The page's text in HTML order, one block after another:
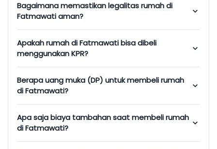
Bagaimana memastikan legalitas rumah di
Fatmawati aman?
Apakah rumah di Fatmawati bisa dibeli
menggunakan KPR?
Berapa uang muka (DP) untuk membeli rumah
di Fatmawati?
Apa saja biaya tambahan saat membeli rumah
di Fatmawati?